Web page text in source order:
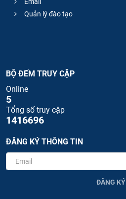
Quản lý đào tạo
BỘ ĐẾM TRUY CẬP
Online
5
Tổng số truy cập
1416696
ĐĂNG KÝ THÔNG TIN
ĐĂNG KÝ